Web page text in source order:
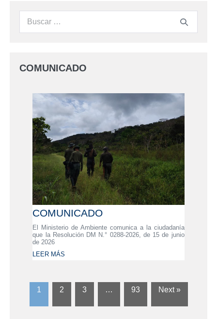
COMUNICADO
COMUNICADO
El Ministerio de Ambiente comunica a la ciudadanía
que la Resolución DM N.° 0288-2026, de 15 de junio
de 2026
LEER MÁS
1 2 3 … 93 Next »